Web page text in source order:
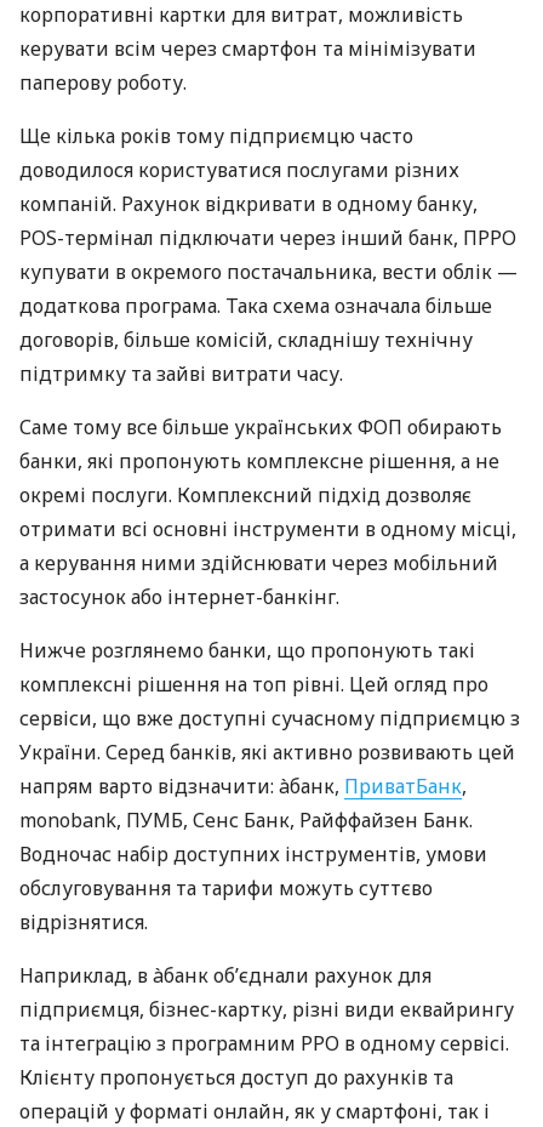
корпоративні картки для витрат, можливість
керувати всім через смартфон та мінімізувати
паперову роботу.
Ще кілька років тому підприємцю часто
доводилося користуватися послугами різних
компаній. Рахунок відкривати в одному банку,
POS-термінал підключати через інший банк, ПРРО
купувати в окремого постачальника, вести облік —
додаткова програма. Така схема означала більше
договорів, більше комісій, складнішу технічну
підтримку та зайві витрати часу.
Саме тому все більше українських ФОП обирають
банки, які пропонують комплексне рішення, а не
окремі послуги. Комплексний підхід дозволяє
отримати всі основні інструменти в одному місці,
а керування ними здійснювати через мобільний
застосунок або інтернет-банкінг.
Нижче розглянемо банки, що пропонують такі
комплексні рішення на топ рівні. Цей огляд про
сервіси, що вже доступні сучасному підприємцю з
України. Серед банків, які активно розвивають цей
напрям варто відзначити: àбанк, ПриватБанк,
monobank, ПУМБ, Сенс Банк, Райффайзен Банк.
Водночас набір доступних інструментів, умови
обслуговування та тарифи можуть суттєво
відрізнятися.
Наприклад, в àбанк об’єднали рахунок для
підприємця, бізнес-картку, різні види еквайрингу
та інтеграцію з програмним РРО в одному сервісі.
Клієнту пропонується доступ до рахунків та
операцій у форматі онлайн, як у смартфоні, так і